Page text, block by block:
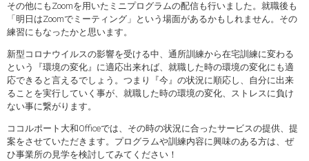
その他にもZoomを用いたミニプログラムの配信も行いました。就職後も
「明日はZoomでミーティング」という場面があるかもしれません。その
練習にもなったかと思います。
新型コロナウイルスの影響を受ける中、通所訓練から在宅訓練に変わる
という『環境の変化』に適応出来れば、就職した時の環境の変化にも適
応できると言えるでしょう。つまり『今』の状況に順応し、自分に出来
ることを実行していく事が、就職した時の環境の変化、ストレスに負け
ない事に繋がります。
ココルポート大和Officeでは、その時の状況に合ったサービスの提供、提
案をさせていただきます。プログラムや訓練内容に興味のある方は、ぜ
ひ事業所の見学を検討してみてください！